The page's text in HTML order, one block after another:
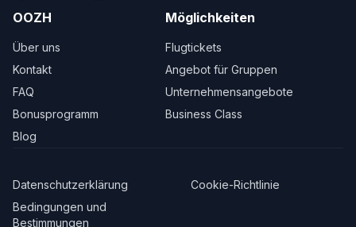
OOZH
Über uns
Kontakt
FAQ
Bonusprogramm
Blog
Möglichkeiten
Flugtickets
Angebot für Gruppen
Unternehmensangebote
Business Class
Datenschutzerklärung
Cookie-Richtlinie
Bedingungen und
Bestimmungen